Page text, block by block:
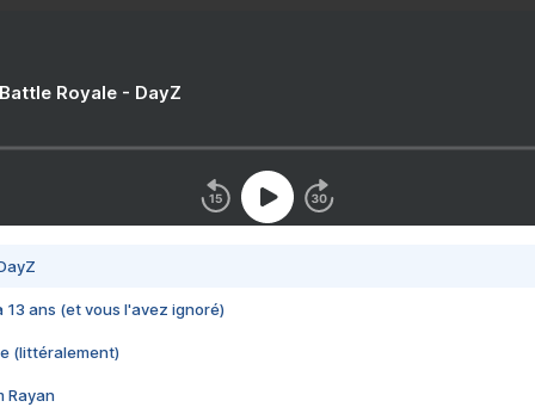
Royale - DayZ
13 ans (et vous l'avez ignoré)
(littéralement)
Rayan